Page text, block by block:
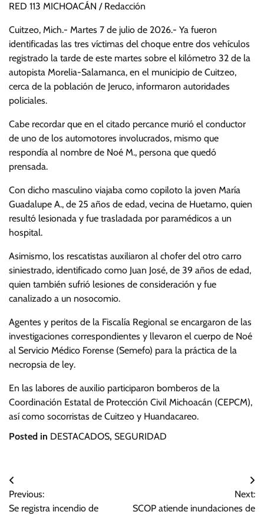
RED 113 MICHOACÁN / Redacción
Cuitzeo, Mich.- Martes 7 de julio de 2026.- Ya fueron
identificadas las tres víctimas del choque entre dos vehículos
registrado la tarde de este martes sobre el kilómetro 32 de la
autopista Morelia-Salamanca, en el municipio de Cuitzeo,
cerca de la población de Jeruco, informaron autoridades
policiales.
Cabe recordar que en el citado percance murió el conductor
de uno de los automotores involucrados, mismo que
respondía al nombre de Noé M., persona que quedó
prensada.
Con dicho masculino viajaba como copiloto la joven María
Guadalupe A., de 25 años de edad, vecina de Huetamo, quien
resultó lesionada y fue trasladada por paramédicos a un
hospital.
Asimismo, los rescatistas auxiliaron al chofer del otro carro
siniestrado, identificado como Juan José, de 39 años de edad,
quien también sufrió lesiones de consideración y fue
canalizado a un nosocomio.
Agentes y peritos de la Fiscalía Regional se encargaron de las
investigaciones correspondientes y llevaron el cuerpo de Noé
al Servicio Médico Forense (Semefo) para la práctica de la
necropsia de ley.
En las labores de auxilio participaron bomberos de la
Coordinación Estatal de Protección Civil Michoacán (CEPCM),
así como socorristas de Cuitzeo y Huandacareo.
Posted in DESTACADOS, SEGURIDAD
Navegación
de
Previous:
Se registra incendio de
Next:
SCOP atiende inundaciones de